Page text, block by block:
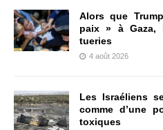
Alors que
paix » à Gaza,
tueries
4 août 2026
Les Israéliens
comme d’une
toxiques